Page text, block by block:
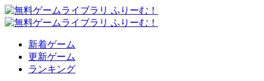
新着ゲーム
更新ゲーム
ランキング